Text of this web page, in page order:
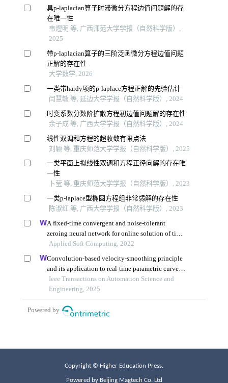
Copyright © Higher Education Press.
Powered by Beijing Magtech Co. Ltd